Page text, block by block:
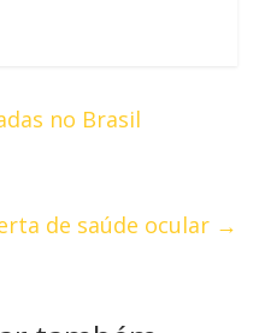
no Brasil
de saúde ocular →